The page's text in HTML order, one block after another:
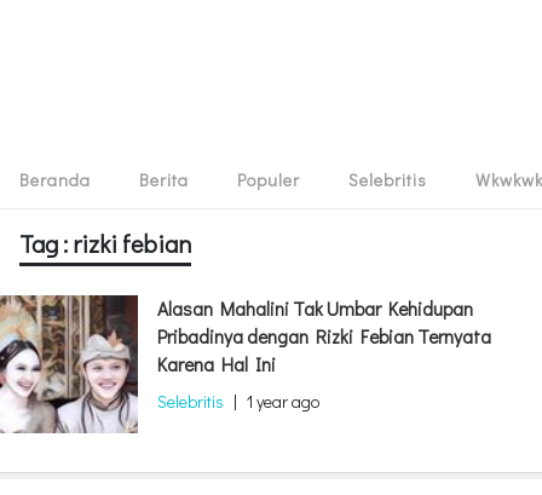
Beranda Berita Populer Selebritis Wkwkwk
Tag : rizki febian
Alasan Mahalini Tak Umbar Kehidupan
Pribadinya dengan Rizki Febian Ternyata
Karena Hal Ini
Selebritis | 1 year ago